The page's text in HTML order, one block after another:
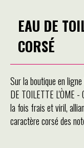
EAU DE
CORSÉ
Sur la boutique en
DE TOILETTE L'ÒME
la fois frais et viril,
caractère corsé des